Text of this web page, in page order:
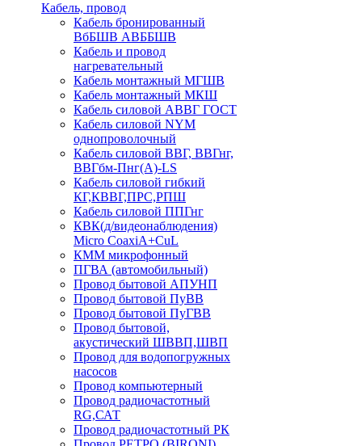
Кабель, провод
Кабель бронированный
ВбБШВ АВББШВ
Кабель и провод
нагревательный
Кабель монтажный МГШВ
Кабель монтажный МКШ
Кабель силовой АВВГ ГОСТ
Кабель силовой NYM
однопроволочный
Кабель силовой ВВГ, ВВГнг,
ВВГбм-Пнг(А)-LS
Кабель силовой гибкий
КГ,КВВГ,ПРС,РПШ
Кабель силовой ППГнг
КВК(д/видеонаблюдения)
Micro CoaxiA+CuL
КММ микрофонный
ПГВА (автомобильный)
Провод бытовой АПУНП
Провод бытовой ПуВВ
Провод бытовой ПуГВВ
Провод бытовой,
акустический ШВВП,ШВП
Провод для водопогружных
насосов
Провод компьютерный
Провод радиочастотный
RG,САТ
Провод радиочастотный РК